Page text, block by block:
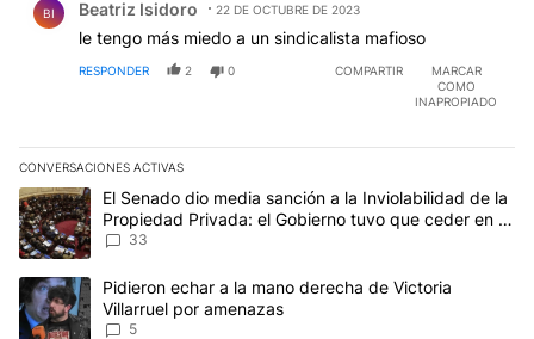
BI Beatriz Isidoro 22 DE OCTUBRE DE 2023
le tengo más miedo a un sindicalista mafioso
RESPONDER 2 0 COMPARTIR
MARCAR
COMO
INAPROPIADO
CONVERSACIONES ACTIVAS
Este listado muestra los artículos con más comentarios en los
Un artículo de tendencia con el título "El Senado dio media
El Senado dio media sanción a la Inviolabilidad de la
Propiedad Privada: el Gobierno tuvo que ceder en la
Ley del Manejo del Fuego
33
Un artículo de tendencia con el título "Pidieron echar a la mano
Pidieron echar a la mano derecha de Victoria
Villarruel por amenazas
5